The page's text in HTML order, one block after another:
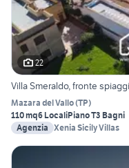
22
Villa Smeraldo, fronte
Mazara del Vallo(TP)
110 mq6 LocaliPiano T3 Bagni
Agenzia Xenia Sicily Villas